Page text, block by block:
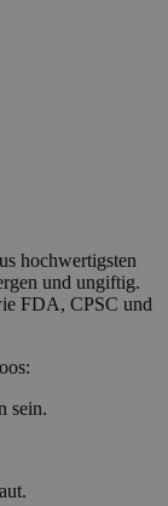
hochwertigsten
und ungiftig.
FDA, CPSC und
sein.